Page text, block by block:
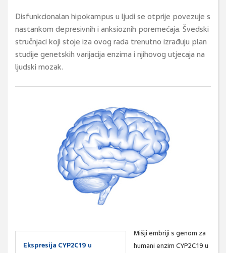
Disfunkcionalan hipokampus u ljudi se otprije povezuje s
nastankom depresivnih i anksioznih poremećaja. Švedski
stručnjaci koji stoje iza ovog rada trenutno izrađuju plan
studije genetskih varijacija enzima i njihovog utjecaja na
ljudski mozak.
Ekspresija CYP2C19 u
Mišji embriji s genom za
humani enzim CYP2C19 u